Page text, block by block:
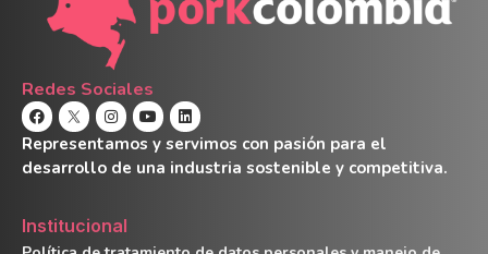
Redes Sociales
Representamos y servimos con pasión para el
desarrollo de una industria sostenible y competitiva.
Institucional